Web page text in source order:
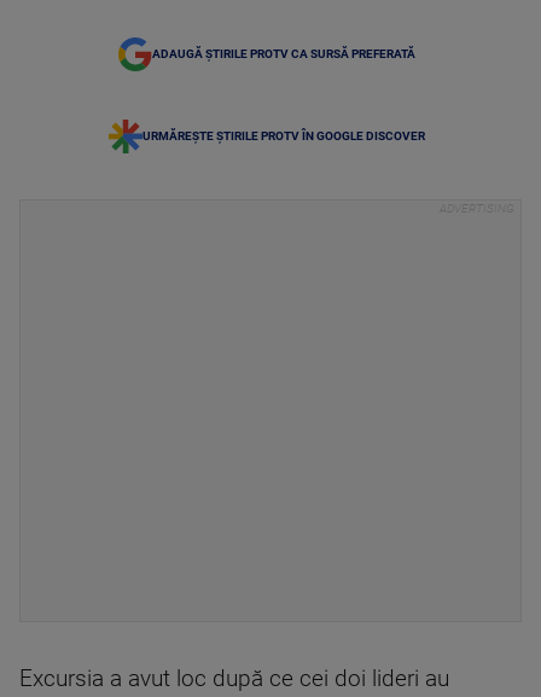
ADAUGĂ ȘTIRILE PROTV CA SURSĂ PREFERATĂ
URMĂREȘTE ȘTIRILE PROTV ÎN GOOGLE DISCOVER
Excursia a avut loc după ce cei doi lideri au